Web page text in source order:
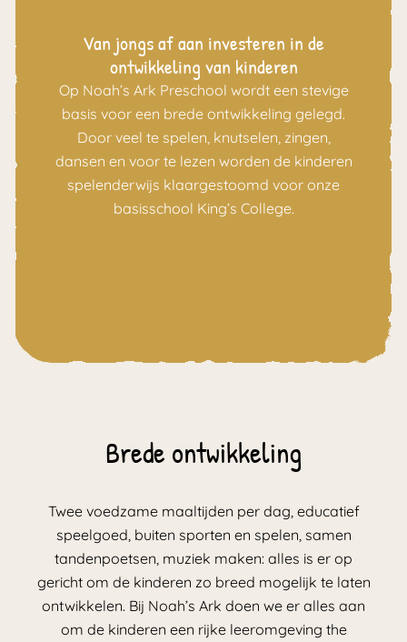
Van jongs af aan investeren in de
ontwikkeling van kinderen
Op Noah’s Ark Preschool wordt een stevige
basis voor een brede ontwikkeling gelegd.
Door veel te spelen, knutselen, zingen,
dansen en voor te lezen worden de kinderen
spelenderwijs klaargestoomd voor onze
basisschool King’s College.
Brede ontwikkeling
Twee voedzame maaltijden per dag, educatief
speelgoed, buiten sporten en spelen, samen
tandenpoetsen, muziek maken: alles is er op
gericht om de kinderen zo breed mogelijk te laten
ontwikkelen. Bij Noah’s Ark doen we er alles aan
om de kinderen een rijke leeromgeving the